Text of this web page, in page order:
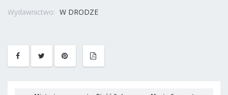
Wydawnictwo: W DRODZE